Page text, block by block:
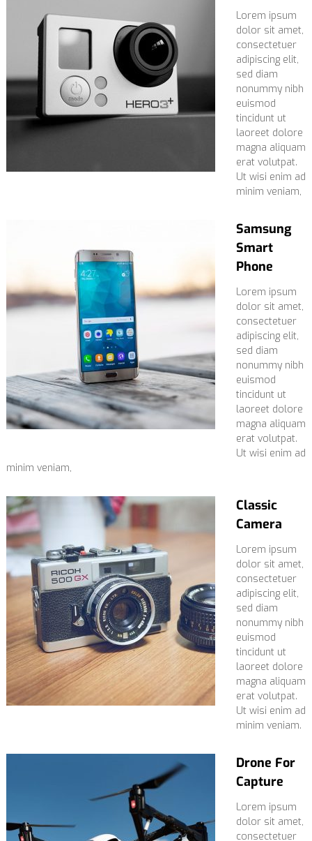
Lorem ipsum
dolor sit amet,
consectetuer
adipiscing elit,
sed diam
nonummy nibh
euismod
tincidunt ut
laoreet dolore
magna aliquam
erat volutpat.
Ut wisi enim ad
minim veniam,
Samsung
Smart
Phone
Lorem ipsum
dolor sit amet,
consectetuer
adipiscing elit,
sed diam
nonummy nibh
euismod
tincidunt ut
laoreet dolore
magna aliquam
erat volutpat.
Ut wisi enim ad
minim veniam,
Classic
Camera
Lorem ipsum
dolor sit amet,
consectetuer
adipiscing elit,
sed diam
nonummy nibh
euismod
tincidunt ut
laoreet dolore
magna aliquam
erat volutpat.
Ut wisi enim ad
minim veniam.
Drone For
Capture
Lorem ipsum
dolor sit amet,
consectetuer